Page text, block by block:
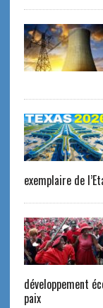
exemplaire de
développement
paix